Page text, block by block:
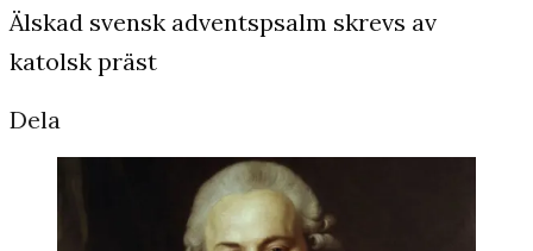
Älskad svensk adventspsalm skrevs av
katolsk präst
Dela